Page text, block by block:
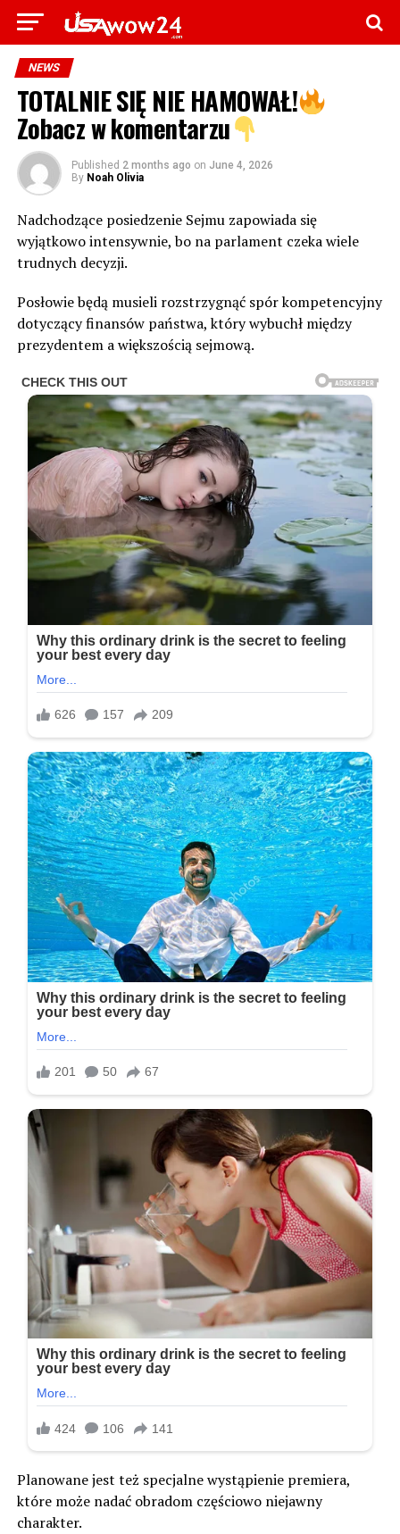
NEWS
TOTALNIE SIĘ NIE HAMOWAŁ!
Zobacz w komentarzu
Published 2 months ago on June 4, 2026
By Noah Olivia
Nadchodzące posiedzenie Sejmu zapowiada się
wyjątkowo intensywnie, bo na parlament czeka wiele
trudnych decyzji.
Posłowie będą musieli rozstrzygnąć spór kompetencyjny
dotyczący finansów państwa, który wybuchł między
prezydentem a większością sejmową.
Planowane jest też specjalne wystąpienie premiera,
które może nadać obradom częściowo niejawny
charakter.